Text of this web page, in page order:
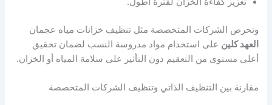
وتحرص الشركات المتخصصة مثل تنظيف خزانات مياه عجمان
العهد كلين على استخدام مواد مدروسة النسب لضمان تحقيق
أعلى مستوى من التعقيم دون التأثير على سلامة المياه أو الخزان.
مقارنة بين التنظيف الذاتي وتنظيف الشركات المتخصصة